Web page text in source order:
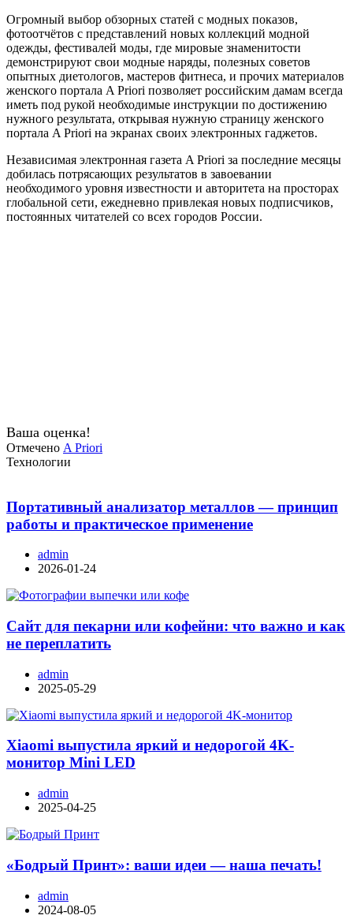
Огромный выбор обзорных статей с модных показов,
фотоотчётов с представлений новых коллекций модной
одежды, фестивалей моды, где мировые знаменитости
демонстрируют свои модные наряды, полезных советов
опытных диетологов, мастеров фитнеса, и прочих материалов
женского портала A Priori позволяет российским дамам всегда
иметь под рукой необходимые инструкции по достижению
нужного результата, открывая нужную страницу женского
портала A Priori на экранах своих электронных гаджетов.
Независимая электронная газета A Priori за последние месяцы
добилась потрясающих результатов в завоевании
необходимого уровня известности и авторитета на просторах
глобальной сети, ежедневно привлекая новых подписчиков,
постоянных читателей со всех городов России.
Ваша оценка!
Отмечено A Priori
Технологии
Портативный анализатор металлов — принцип
работы и практическое применение
admin
2026-01-24
Сайт для пекарни или кофейни: что важно и как
не переплатить
admin
2025-05-29
Xiaomi выпустила яркий и недорогой 4K-
монитор Mini LED
admin
2025-04-25
«Бодрый Принт»: ваши идеи — наша печать!
admin
2024-08-05